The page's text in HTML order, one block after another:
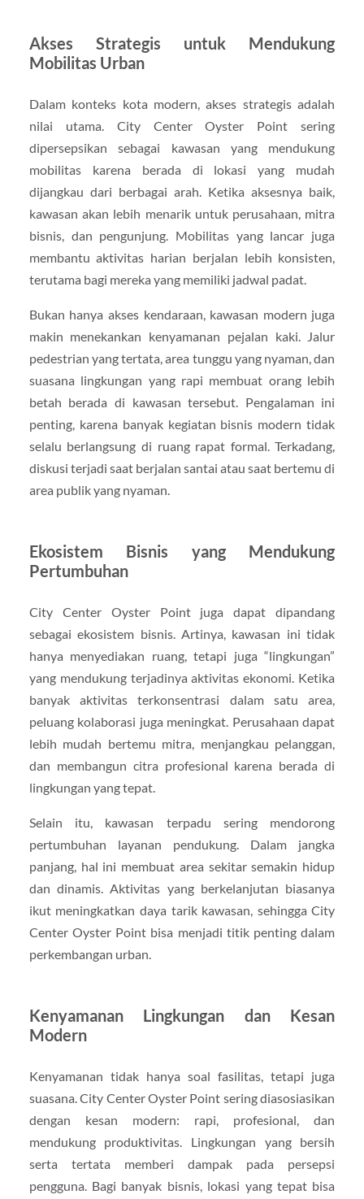
Akses Strategis untuk Mendukung
Mobilitas Urban
Dalam konteks kota modern, akses strategis adalah
nilai utama. City Center Oyster Point sering
dipersepsikan sebagai kawasan yang mendukung
mobilitas karena berada di lokasi yang mudah
dijangkau dari berbagai arah. Ketika aksesnya baik,
kawasan akan lebih menarik untuk perusahaan, mitra
bisnis, dan pengunjung. Mobilitas yang lancar juga
membantu aktivitas harian berjalan lebih konsisten,
terutama bagi mereka yang memiliki jadwal padat.
Bukan hanya akses kendaraan, kawasan modern juga
makin menekankan kenyamanan pejalan kaki. Jalur
pedestrian yang tertata, area tunggu yang nyaman, dan
suasana lingkungan yang rapi membuat orang lebih
betah berada di kawasan tersebut. Pengalaman ini
penting, karena banyak kegiatan bisnis modern tidak
selalu berlangsung di ruang rapat formal. Terkadang,
diskusi terjadi saat berjalan santai atau saat bertemu di
area publik yang nyaman.
Ekosistem Bisnis yang Mendukung
Pertumbuhan
City Center Oyster Point juga dapat dipandang
sebagai ekosistem bisnis. Artinya, kawasan ini tidak
hanya menyediakan ruang, tetapi juga “lingkungan”
yang mendukung terjadinya aktivitas ekonomi. Ketika
banyak aktivitas terkonsentrasi dalam satu area,
peluang kolaborasi juga meningkat. Perusahaan dapat
lebih mudah bertemu mitra, menjangkau pelanggan,
dan membangun citra profesional karena berada di
lingkungan yang tepat.
Selain itu, kawasan terpadu sering mendorong
pertumbuhan layanan pendukung. Dalam jangka
panjang, hal ini membuat area sekitar semakin hidup
dan dinamis. Aktivitas yang berkelanjutan biasanya
ikut meningkatkan daya tarik kawasan, sehingga City
Center Oyster Point bisa menjadi titik penting dalam
perkembangan urban.
Kenyamanan Lingkungan dan Kesan
Modern
Kenyamanan tidak hanya soal fasilitas, tetapi juga
suasana. City Center Oyster Point sering diasosiasikan
dengan kesan modern: rapi, profesional, dan
mendukung produktivitas. Lingkungan yang bersih
serta tertata memberi dampak pada persepsi
pengguna. Bagi banyak bisnis, lokasi yang tepat bisa